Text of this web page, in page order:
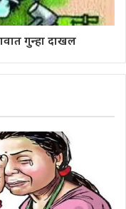
गुन्हा दाखल